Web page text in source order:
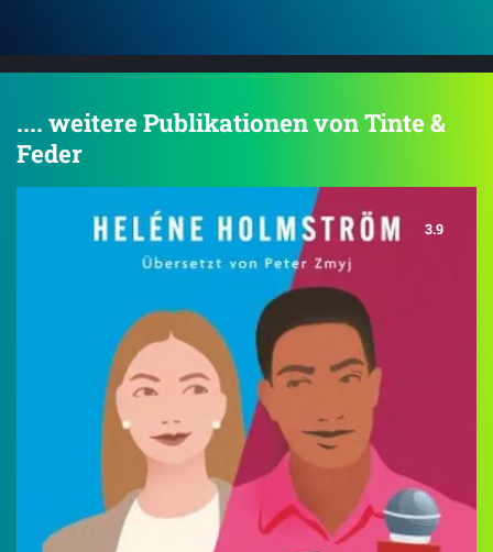
.... weitere Publikationen von Tinte &
Feder
3.9